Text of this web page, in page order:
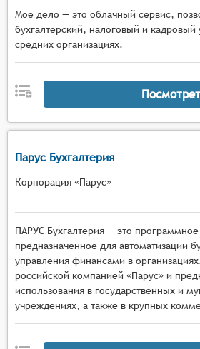
Моё дело — это облачный сервис,
бухгалтерский, налоговый и кадровый
средних организациях.
Парус Бухгалтерия
Корпорация «Парус»
ПАРУС Бухгалтерия — это
предназначенное для автоматизации
управления финансами в
российской компанией «Парус» и
использования в государственных и
учреждениях, а также в крупных